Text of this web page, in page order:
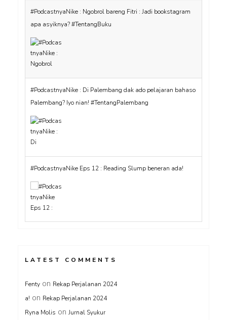
#PodcastnyaNike : Ngobrol bareng Fitri : Jadi bookstagram
apa asyiknya? #TentangBuku
#PodcastnyaNike : Di Palembang dak ado pelajaran bahaso
Palembang? Iyo nian! #TentangPalembang
#PodcastnyaNike Eps 12 : Reading Slump beneran ada!
LATEST COMMENTS
Fenty on Rekap Perjalanan 2024
a! on Rekap Perjalanan 2024
Ryna Molis on Jurnal Syukur